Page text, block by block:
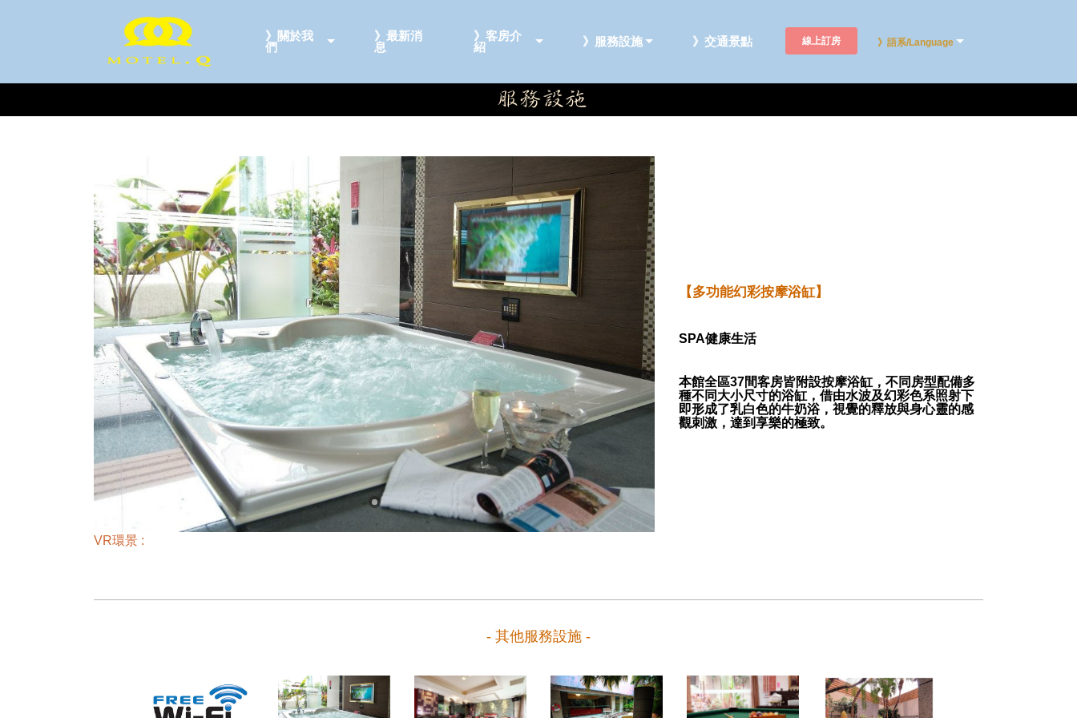
》關於我
們
》最新消
息
》客房介
紹
》服務設施 》交通景點 線上訂房 》語系/Language
VR環景 :
【多功能幻彩按摩浴缸】
SPA健康生活
本館全區37間客房皆附設按摩浴缸，不同房型配備多
種不同大小尺寸的浴缸，借由水波及幻彩色系照射下
即形成了乳白色的牛奶浴，視覺的釋放與身心靈的感
觀刺激，達到享樂的極致。
- 其他服務設施 -